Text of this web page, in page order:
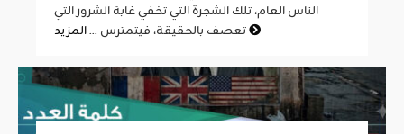
الناس العام، تلك الشجرة التي تخفي غابة الشرور التي
تعصف بالحقيقة، فيتمترس ...